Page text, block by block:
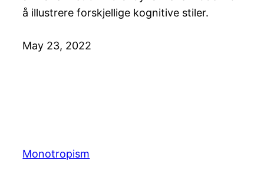
å illustrere forskjellige kognitive stiler.
May 23, 2022
Monotropism